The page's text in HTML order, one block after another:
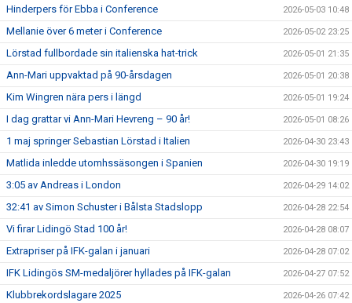
Hinderpers för Ebba i Conference 2026-05-03 10:48
Mellanie över 6 meter i Conference 2026-05-02 23:25
Lörstad fullbordade sin italienska hat-trick 2026-05-01 21:35
Ann-Mari uppvaktad på 90-årsdagen 2026-05-01 20:38
Kim Wingren nära pers i längd 2026-05-01 19:24
I dag grattar vi Ann-Mari Hevreng – 90 år! 2026-05-01 08:26
1 maj springer Sebastian Lörstad i Italien 2026-04-30 23:43
Matlida inledde utomhssäsongen i Spanien 2026-04-30 19:19
3:05 av Andreas i London 2026-04-29 14:02
32:41 av Simon Schuster i Bålsta Stadslopp 2026-04-28 22:54
Vi firar Lidingö Stad 100 år! 2026-04-28 08:07
Extrapriser på IFK-galan i januari 2026-04-28 07:02
IFK Lidingös SM-medaljörer hyllades på IFK-galan 2026-04-27 07:52
Klubbrekordslagare 2025 2026-04-26 07:42